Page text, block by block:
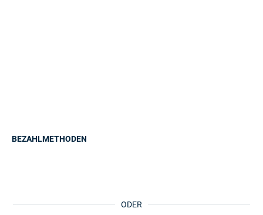
ODER
BEZAHLMETHODEN